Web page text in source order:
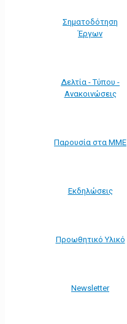
Σηματοδότηση
Έργων
Δελτία - Τύπου -
Ανακοινώσεις
Παρουσία στα ΜΜΕ
Εκδηλώσεις
Προωθητικό Υλικό
Νewsletter